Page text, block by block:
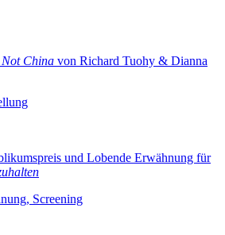
China von Richard Tuohy & Dianna
und Lobende Erwähnung für
Screening